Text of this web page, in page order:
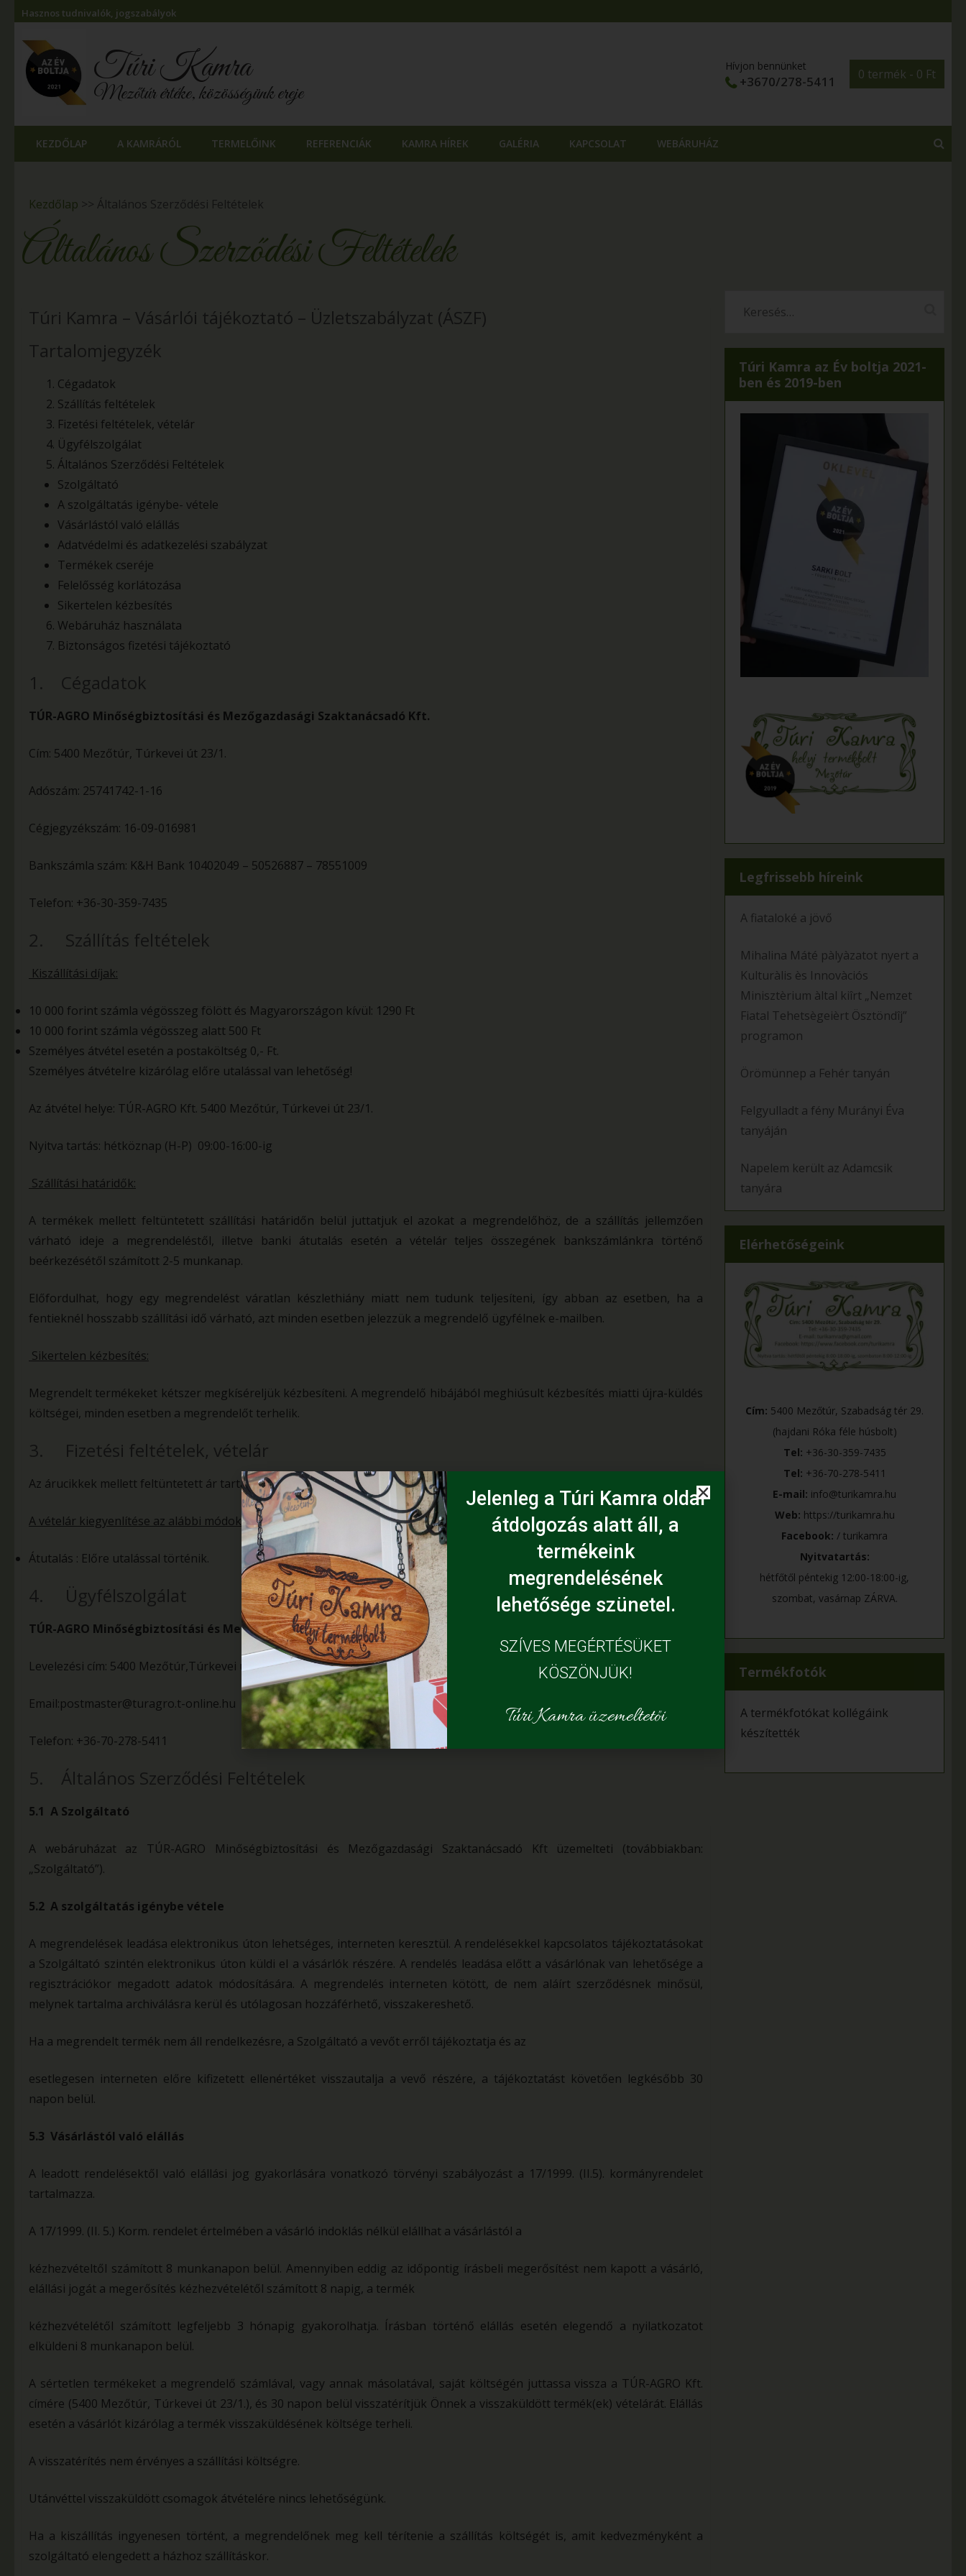
Hasznos tudnivalók, jogszabályok
Túri Kamra
Mezőtúr értéke, közösségünk ereje
0 termék - 0 Ft
Hívjon bennünket
+3670/278-5411
KEZDŐLAP A KAMRÁRÓL TERMELŐINK REFERENCIÁK KAMRA HÍREK GALÉRIA KAPCSOLAT WEBÁRUHÁZ
Kezdőlap >> Általános Szerződési Feltételek
Általános Szerződési Feltételek
Túri Kamra – Vásárlói tájékoztató – Üzletszabályzat (ÁSZF)
Tartalomjegyzék
Cégadatok
Szállítás feltételek
Fizetési feltételek, vételár
Ügyfélszolgálat
Általános Szerződési Feltételek
Szolgáltató
A szolgáltatás igénybe- vétele
Vásárlástól való elállás
Adatvédelmi és adatkezelési szabályzat
Termékek cseréje
Felelősség korlátozása
Sikertelen kézbesítés
Webáruház használata
Biztonságos fizetési tájékoztató
1. Cégadatok
TÚR-AGRO Minőségbiztosítási és Mezőgazdasági Szaktanácsadó Kft.
Cím: 5400 Mezőtúr, Túrkevei út 23/1.
Adószám: 25741742-1-16
Cégjegyzékszám: 16-09-016981
Bankszámla szám: K&H Bank 10402049 – 50526887 – 78551009
Telefon: +36-30-359-7435
2. Szállítás feltételek
Kiszállítási díjak:
10 000 forint számla végösszeg fölött és Magyarországon kívül: 1290 Ft
10 000 forint számla végösszeg alatt 500 Ft
Személyes átvétel esetén a postaköltség 0,- Ft.
Személyes átvételre kizárólag előre utalással van lehetőség!
Az átvétel helye: TÚR-AGRO Kft. 5400 Mezőtúr, Túrkevei út 23/1.
Nyitva tartás: hétköznap (H-P) 09:00-16:00-ig
Szállítási határidők:
A termékek mellett feltüntetett szállítási határidőn belül juttatjuk el azokat a megrendelőhöz, de a szállítás jellemzően
várható ideje a megrendeléstől, illetve banki átutalás esetén a vételár teljes összegének bankszámlánkra történő
beérkezésétől számított 2-5 munkanap.
Előfordulhat, hogy egy megrendelést váratlan készlethiány miatt nem tudunk teljesíteni, így abban az esetben, ha a
fentieknél hosszabb szállítási idő várható, azt minden esetben jelezzük a megrendelő ügyfélnek e-mailben.
Sikertelen kézbesítés:
Megrendelt termékeket kétszer megkíséreljük kézbesíteni. A megrendelő hibájából meghiúsult kézbesítés miatti újra-küldés
költségei, minden esetben a megrendelőt terhelik.
3. Fizetési feltételek, vételár
Az árucikkek mellett feltüntetett ár tartalmazza az általános forgalmi adót és a csomagolás költségét is.
A vételár kiegyenlítése az alábbi módokon történhet:
Átutalás : Előre utalással történik.
4. Ügyfélszolgálat
TÚR-AGRO Minőségbiztosítási és Mezőgazdasági Szaktanácsadó Kft.
Levelezési cím: 5400 Mezőtúr,Túrkevei út 23/1
Email:postmaster@turagro.t-online.hu
Telefon: +36-70-278-5411
5. Általános Szerződési Feltételek
5.1 A Szolgáltató
A webáruházat az TÚR-AGRO Minőségbiztosítási és Mezőgazdasági Szaktanácsadó Kft üzemelteti (továbbiakban:
„Szolgáltató”).
5.2 A szolgáltatás igénybe vétele
A megrendelések leadása elektronikus úton lehetséges, interneten keresztül. A rendelésekkel kapcsolatos tájékoztatásokat
a Szolgáltató szintén elektronikus úton küldi el a vásárlók részére. A rendelés leadása előtt a vásárlónak van lehetősége a
regisztrációkor megadott adatok módosítására. A megrendelés interneten kötött, de nem aláírt szerződésnek minősül,
melynek tartalma archiválásra kerül és utólagosan hozzáférhető, visszakereshető.
Ha a megrendelt termék nem áll rendelkezésre, a Szolgáltató a vevőt erről tájékoztatja és az
esetlegesen interneten előre kifizetett ellenértéket visszautalja a vevő részére, a tájékoztatást követően legkésőbb 30
napon belül.
5.3 Vásárlástól való elállás
A leadott rendelésektől való elállási jog gyakorlására vonatkozó törvényi szabályozást a 17/1999. (II.5). kormányrendelet
tartalmazza.
A 17/1999. (II. 5.) Korm. rendelet értelmében a vásárló indoklás nélkül elállhat a vásárlástól a
kézhezvételtől számított 8 munkanapon belül. Amennyiben eddig az időpontig írásbeli megerősítést nem kapott a vásárló,
elállási jogát a megerősítés kézhezvételétől számított 8 napig, a termék
kézhezvételétől számított legfeljebb 3 hónapig gyakorolhatja. Írásban történő elállás esetén elegendő a nyilatkozatot
elküldeni 8 munkanapon belül.
A sértetlen termékeket a megrendelő számlával, vagy annak másolatával, saját költségén juttassa vissza a TÚR-AGRO Kft.
címére (5400 Mezőtúr, Túrkevei út 23/1.), és 30 napon belül visszatérítjük Önnek a visszaküldött termék(ek) vételárát. Elállás
esetén a vásárlót kizárólag a termék visszaküldésének költsége terheli.
A visszatérítés nem érvényes a szállítási költségre.
Utánvéttel visszaküldött csomagok átvételére nincs lehetőségünk.
Ha a kiszállítás ingyenesen történt, a megrendelőnek meg kell térítenie a szállítás költségét is, amit kedvezményként a
szolgáltató elengedett a házhoz szállításkor.
Túri Kamra az Év boltja 2021-
ben és 2019-ben
Legfrissebb híreink
A fiataloké a jövő
Mihalina Máté pàlyàzatot nyert a
Kulturàlis ès Innovàciós
Minisztèrium àltal kiîrt „Nemzet
Fiatal Tehetsègeièrt Ösztöndîj”
programon
Örömünnep a Fehér tanyán
Felgyulladt a fény Murányi Éva
tanyáján
Napelem került az Adamcsik
tanyára
Elérhetőségeink
Cím: 5400 Mezőtúr, Szabadság tér 29.
(hajdani Róka féle húsbolt)
Tel: +36-30-359-7435
Tel: +36-70-278-5411
E-mail: info@turikamra.hu
Web: https://turikamra.hu
Facebook: / turikamra
Nyitvatartás:
hétfőtől péntekig 12:00-18:00-ig,
szombat, vasárnap ZÁRVA.
Termékfotók
A termékfotókat kollégáink
készítették
Jelenleg a Túri Kamra oldal
átdolgozás alatt áll, a
termékeink
megrendelésének
lehetősége szünetel.
SZÍVES MEGÉRTÉSÜKET
KÖSZÖNJÜK!
Túri Kamra üzemeltetői